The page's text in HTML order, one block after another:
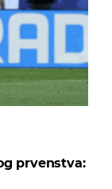
prvenstva: